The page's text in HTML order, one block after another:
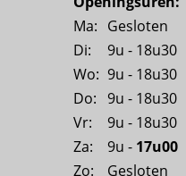
Ma: Gesloten
Di:
9u - 18u30
Wo: 9u - 18u30
Do: 9u - 18u30
Vr:
9u - 18u30
Za:
9u - 17u00
Zo:
Gesloten